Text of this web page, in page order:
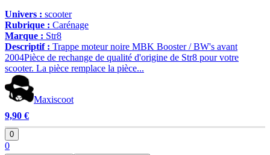
Univers : scooter
Rubrique : Carénage
Marque : Str8
Descriptif : Trappe moteur noire MBK Booster / BW's avant
2004Pièce de rechange de qualité d'origine de Str8 pour votre
scooter. La pièce remplace la pièce...
Maxiscoot
9,90 €
0
0